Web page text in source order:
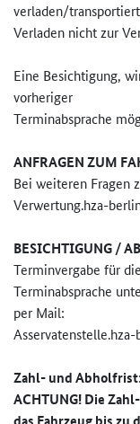
verladen/
Verladen nicht zur
Eine Besichtigung,
vorheriger
Terminabsprache
ANFRAGEN ZUM
Bei weiteren Fragen
Verwertung.hza-
BESICHTIGUNG /
Terminvergabe für
Terminabsprache
per Mail:
Zahl- und
ACHTUNG! Die